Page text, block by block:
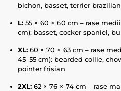
bichon, basset, terrier
L: 55 × 60 × 60 cm – rase
cm): basset, cocker spaniel,
XL: 60 × 70 × 63 cm – rase
45–55 cm): bearded collie,
pointer frisian
2XL: 62 × 76 × 74 cm – rase